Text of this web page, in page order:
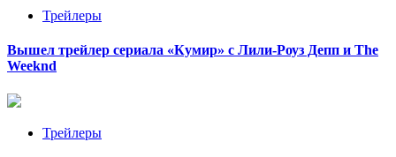
Трейлеры
Вышел трейлер сериала «Кумир» с Лили-Роуз Депп и The
Weeknd
Трейлеры